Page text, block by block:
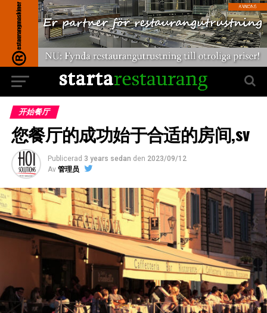
开始餐厅
您餐厅的成功始于合适的房间,sv
Publicerad 3 years sedan den 2023/09/12
Av 管理员